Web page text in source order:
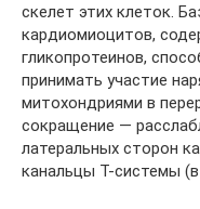
скелет этих клеток.
кардиомиоцитов,
гликопротеинов,
принимать участие
митохондриями в
сокращение —
латеральных сторон
канальцы Т-системы